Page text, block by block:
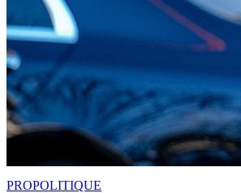
PROPOLITIQUE